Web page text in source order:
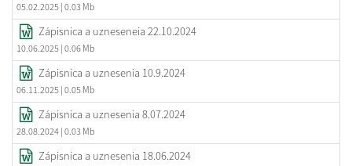
05.02.2025 | 0.03 Mb
Zápisnica a uzneseneia 22.10.2024
10.06.2025 | 0.06 Mb
Zápisnica a uznesenia 10.9.2024
06.11.2025 | 0.05 Mb
Zápisnica a uznesenia 8.07.2024
28.08.2024 | 0.03 Mb
Zápisnica a uznesenia 18.06.2024